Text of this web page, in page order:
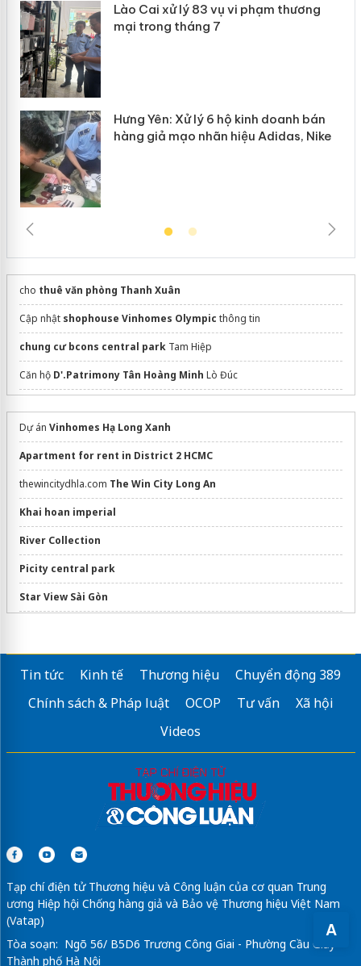
A
Lào Cai xử lý 83 vụ vi phạm thương
mại trong tháng 7
Hưng Yên: Xử lý 6 hộ kinh doanh bán
hàng giả mạo nhãn hiệu Adidas, Nike
cho thuê văn phòng Thanh Xuân
Cập nhật shophouse Vinhomes Olympic thông tin
chung cư bcons central parkTam Hiệp
Căn hộ D'.Patrimony Tân Hoàng Minh Lò Đúc
Showroomnệm lò xo
Thông tin mua bán căn hộlotte eco smart city thủ thiêm
chi tiết dự án bất động sảnpalm city quận 2
Chung cư Central Lakeside
dự án liền kề central lakeside
Muabán nhà đất phường Tam Bình
Dự án Vinhomes Hạ Long Xanh
Apartment for rent in District 2 HCMC
thewincitydhla.com The Win City Long An
Khai hoan imperial
River Collection
Picity central park
Star View Sài Gòn
Tổng hợpCoastal Quảng Ngãi
Tin tức Kinh tế Thương hiệu
Chuyển động 389
Chính sách & Pháp luật
OCOP Tư vấn
Xã hội
Videos
Tạp chí điện tử Thương hiệu và Công luận của cơ quan Trung
ương Hiệp hội Chống hàng giả và Bảo vệ Thương hiệu Việt Nam
(Vatap)
Tòa soạn: Ngõ 56/ B5D6 Trương Công Giai - Phường Cầu Giấy -
Thành phố Hà Nội